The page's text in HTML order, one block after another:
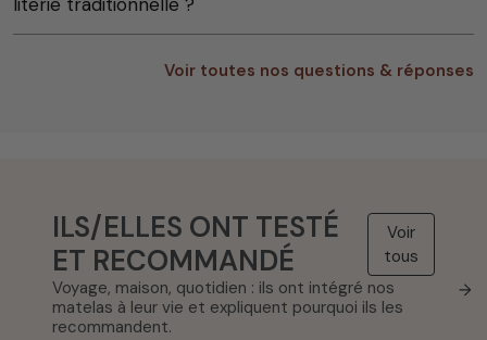
Voir toutes nos questions & réponses
ILS/ELLES ONT TESTÉ
ET RECOMMANDÉ
Voir
tous
→
Voyage, maison, quotidien : ils ont intégré nos
matelas à leur vie et expliquent pourquoi ils les
recommandent.